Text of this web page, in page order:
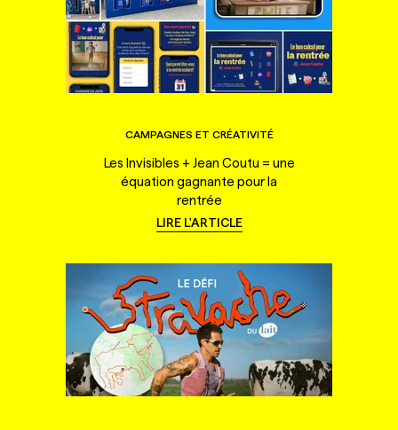
CAMPAGNES ET CRÉATIVITÉ
Les Invisibles + Jean Coutu = une
équation gagnante pour la
rentrée
LIRE L'ARTICLE